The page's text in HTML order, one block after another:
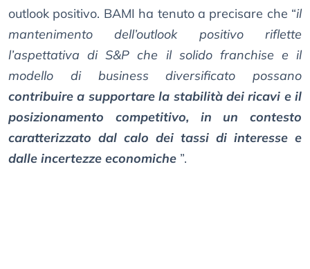
outlook positivo. BAMI ha tenuto a precisare che “il
mantenimento dell’outlook positivo riflette
l’aspettativa di S&P che il solido franchise e il
modello di business diversificato possano
contribuire a supportare la stabilità dei ricavi e il
posizionamento competitivo, in un contesto
caratterizzato dal calo dei tassi di interesse e
dalle incertezze economiche ”.